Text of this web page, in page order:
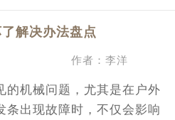
解决办法盘点
作者：李洋
机械问题，尤其是在户外
条出现故障时，不仅会影响